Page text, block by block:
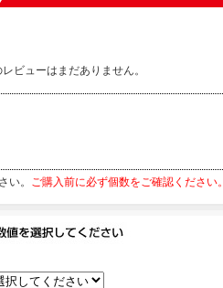
ビューはまだありません。
い。 ご購入前に必ず個数をご確認ください。